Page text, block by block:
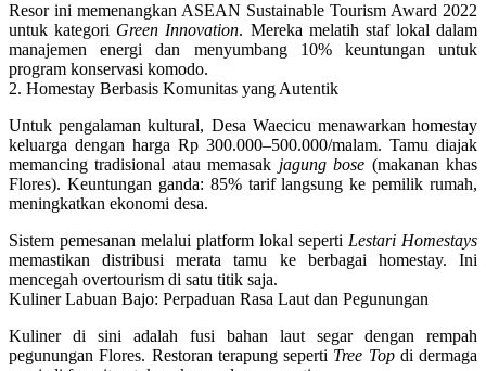
Resor ini memenangkan ASEAN Sustainable Tourism Award 2022
untuk kategori Green Innovation. Mereka melatih staf lokal dalam
manajemen energi dan menyumbang 10% keuntungan untuk
program konservasi komodo.
2. Homestay Berbasis Komunitas yang Autentik
Untuk pengalaman kultural, Desa Waecicu menawarkan homestay
keluarga dengan harga Rp 300.000–500.000/malam. Tamu diajak
memancing tradisional atau memasak jagung bose (makanan khas
Flores). Keuntungan ganda: 85% tarif langsung ke pemilik rumah,
meningkatkan ekonomi desa.
Sistem pemesanan melalui platform lokal seperti Lestari Homestays
memastikan distribusi merata tamu ke berbagai homestay. Ini
mencegah overtourism di satu titik saja.
Kuliner Labuan Bajo: Perpaduan Rasa Laut dan Pegunungan
Kuliner di sini adalah fusi bahan laut segar dengan rempah
pegunungan Flores. Restoran terapung seperti Tree Topdi dermaga